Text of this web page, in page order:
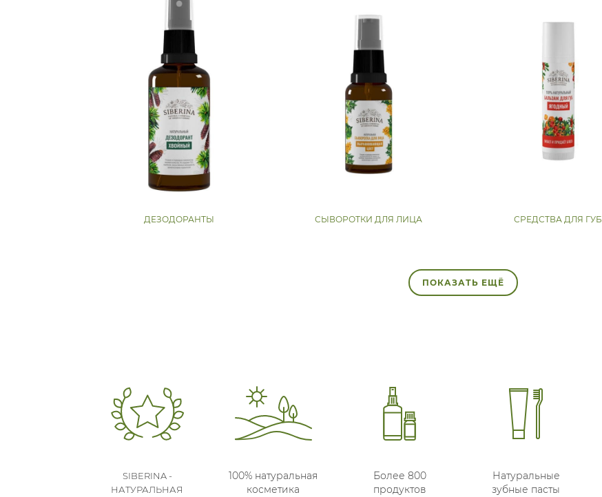
ДЕЗОДОРАНТЫ СЫВОРОТКИ ДЛЯ ЛИЦА СРЕДСТВА ДЛЯ ГУБ
ПОКАЗАТЬ ЕЩЁ
SIBERINA -
НАТУРАЛЬНАЯ
100% натуральная
косметика
Более 800
продуктов
Натуральные
зубные пасты